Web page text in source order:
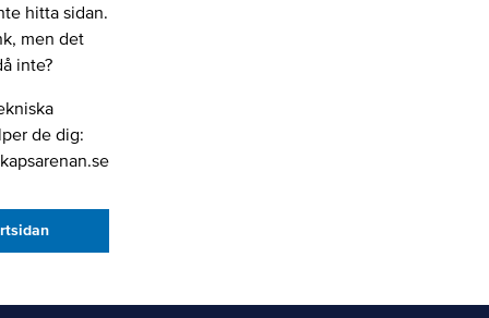
hitta sidan.
men det
inte?
de dig: